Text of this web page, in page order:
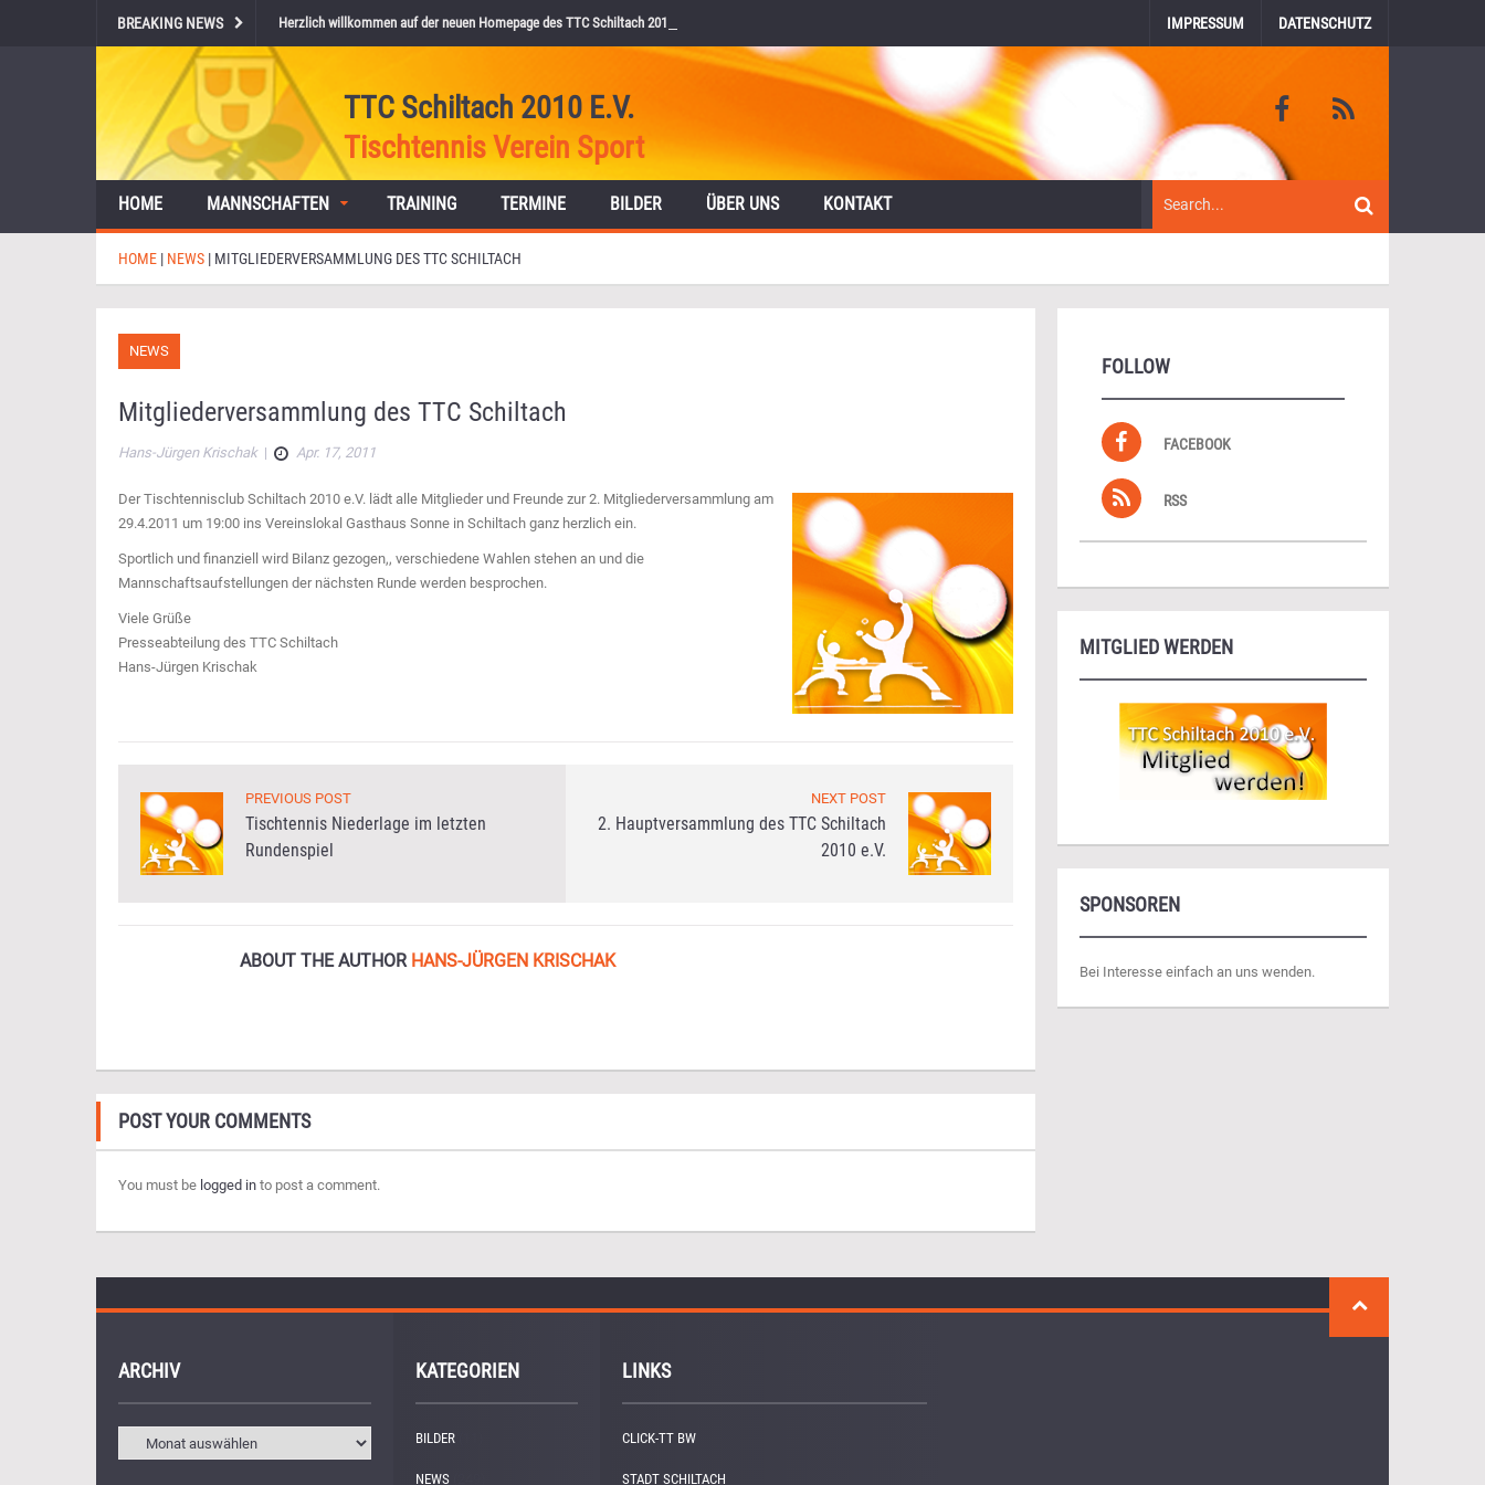
BREAKING NEWS Herzlich willkommen auf der neuen Homepage des TTC Schiltach 2010 e.V. IMPRESSUM DATENSCHUTZ
TTC Schiltach 2010 E.V.
Tischtennis Verein Sport
HOME MANNSCHAFTEN TRAINING TERMINE BILDER ÜBER UNS KONTAKT
HOME | NEWS | MITGLIEDERVERSAMMLUNG DES TTC SCHILTACH
NEWS
Mitgliederversammlung des TTC Schiltach
Hans-Jürgen Krischak| Apr. 17, 2011
Der Tischtennisclub Schiltach 2010 e.V. lädt alle Mitglieder und Freunde zur 2. Mitgliederversammlung am
29.4.2011 um 19:00 ins Vereinslokal Gasthaus Sonne in Schiltach ganz herzlich ein.
Sportlich und finanziell wird Bilanz gezogen,, verschiedene Wahlen stehen an und die
Mannschaftsaufstellungen der nächsten Runde werden besprochen.
Viele Grüße
Presseabteilung des TTC Schiltach
Hans-Jürgen Krischak
PREVIOUS POST
Tischtennis Niederlage im letzten
Rundenspiel
NEXT POST
2. Hauptversammlung des TTC Schiltach
2010 e.V.
ABOUT THE AUTHOR HANS-JÜRGEN KRISCHAK
POST YOUR COMMENTS
You must be logged in to post a comment.
FOLLOW
FACEBOOK
RSS
MITGLIED WERDEN
SPONSOREN
Bei Interesse einfach an uns wenden.
ARCHIV KATEGORIEN
BILDER
NEWS
LINKS
CLICK-TT BW
STADT SCHILTACH